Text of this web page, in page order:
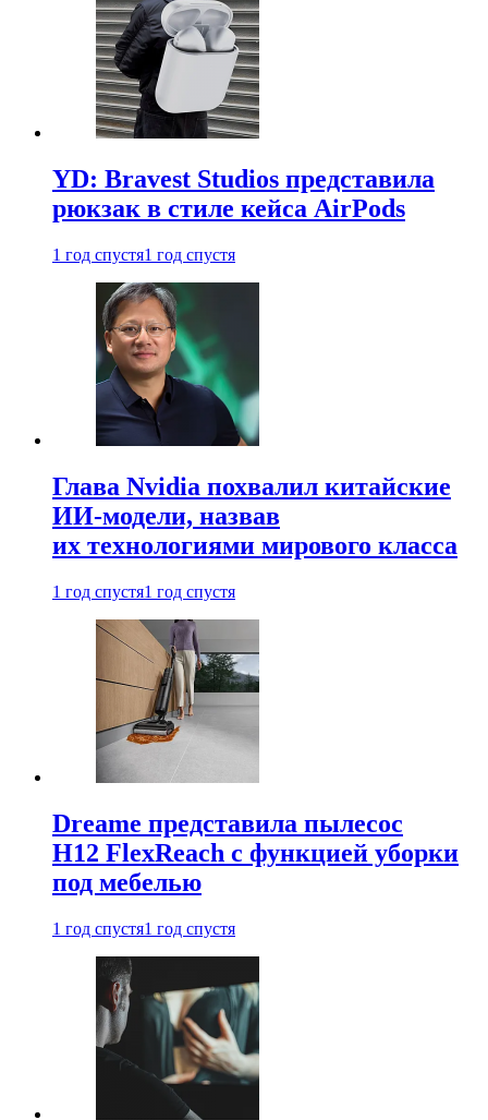
YD: Bravest Studios представила
рюкзак в стиле кейса AirPods
1 год спустя1 год спустя
Глава Nvidia похвалил китайские
ИИ-модели, назвав
их технологиями мирового класса
1 год спустя1 год спустя
Dreame представила пылесос
H12 FlexReach с функцией уборки
под мебелью
1 год спустя1 год спустя